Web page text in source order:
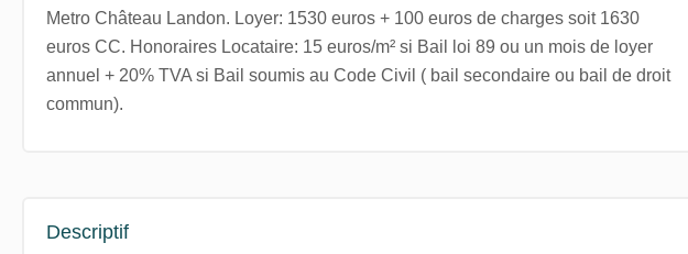
Metro Château Landon. Loyer: 1530 euros + 100 euros de charges soit 1630
euros CC. Honoraires Locataire: 15 euros/m² si Bail loi 89 ou un mois de loyer
annuel + 20% TVA si Bail soumis au Code Civil ( bail secondaire ou bail de droit
commun).
Descriptif